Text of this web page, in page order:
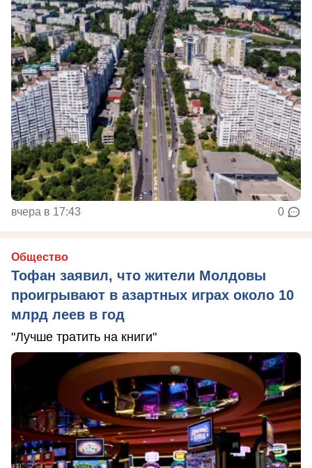
вчера в 17:43 0
Общество
Тофан заявил, что жители Молдовы
проигрывают в азартных играх около 10
млрд леев в год
"Лучше тратить на книги"